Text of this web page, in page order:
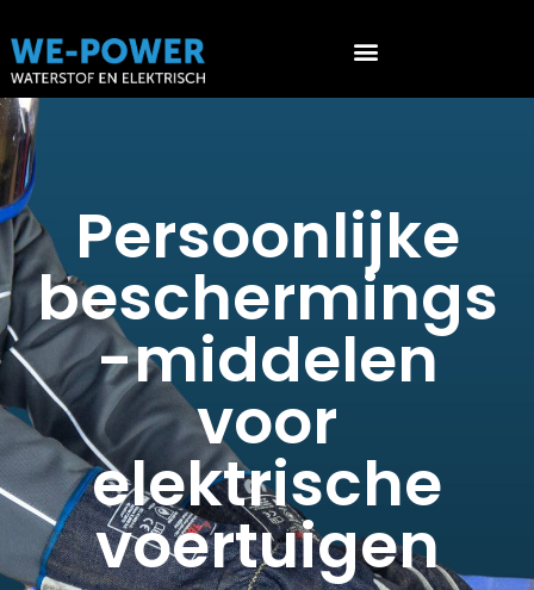
Persoonlijke
beschermings
-middelen
voor
elektrische
voertuigen